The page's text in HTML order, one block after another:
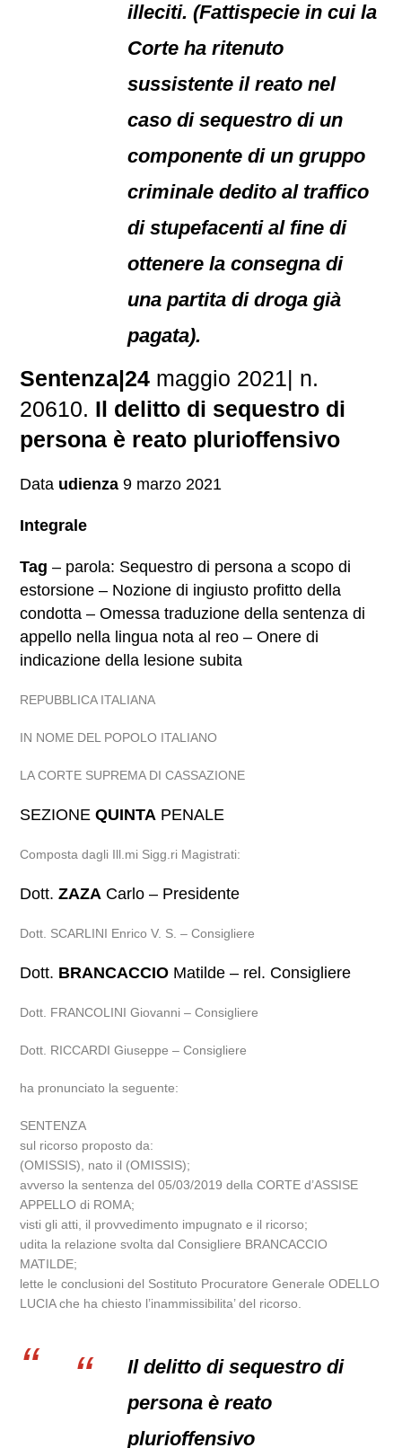
illeciti. (Fattispecie in cui la
Corte ha ritenuto
sussistente il reato nel
caso di sequestro di un
componente di un gruppo
criminale dedito al traffico
di stupefacenti al fine di
ottenere la consegna di
una partita di droga già
pagata).
Sentenza|24 maggio 2021| n.
20610. Il delitto di sequestro di
persona è reato plurioffensivo
Data udienza 9 marzo 2021
Integrale
Tag – parola: Sequestro di persona a scopo di
estorsione – Nozione di ingiusto profitto della
condotta – Omessa traduzione della sentenza di
appello nella lingua nota al reo – Onere di
indicazione della lesione subita
REPUBBLICA ITALIANA
IN NOME DEL POPOLO ITALIANO
LA CORTE SUPREMA DI CASSAZIONE
SEZIONEQUINTA PENALE
Composta dagli Ill.mi Sigg.ri Magistrati:
Dott.ZAZA Carlo – Presidente
Dott. SCARLINI Enrico V. S. – Consigliere
Dott. BRANCACCIO Matilde – rel. Consigliere
Dott. FRANCOLINI Giovanni – Consigliere
Dott. RICCARDI Giuseppe – Consigliere
ha pronunciato la seguente:
SENTENZA
sul ricorso proposto da:
(OMISSIS), nato il (OMISSIS);
avverso la sentenza del 05/03/2019 della CORTE d’ASSISE
APPELLO di ROMA;
visti gli atti, il provvedimento impugnato e il ricorso;
udita la relazione svolta dal Consigliere BRANCACCIO
MATILDE;
lette le conclusioni del Sostituto Procuratore Generale ODELLO
LUCIA che ha chiesto l’inammissibilita’ del ricorso.
Il delitto di sequestro di
persona è reato
plurioffensivo